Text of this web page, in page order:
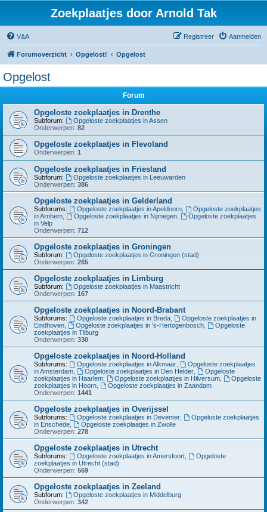
Zoekplaatjes door Arnold Tak
V&A Aanmelden
Registreer
Forumoverzicht Opgelost! Opgelost
Opgelost
Forum
Opgeloste zoekplaatjes in Drenthe
Subforum:
Opgeloste zoekplaatjes in Assen
Onderwerpen: 82
Opgeloste zoekplaatjes in Flevoland
Onderwerpen: 1
Opgeloste zoekplaatjes in Friesland
Subforum:
Opgeloste zoekplaatjes in Leeuwarden
Onderwerpen: 386
Opgeloste zoekplaatjes in Gelderland
Subforums: Opgeloste zoekplaatjes in Apeldoorn,
Opgeloste zoekplaatjes
in Arnhem
Opgeloste zoekplaatjes in Nijmegen,
Opgeloste zoekplaatjes
in Velp
Onderwerpen: 712
Opgeloste zoekplaatjes in Groningen
Subforum:
Opgeloste zoekplaatjes in Groningen (stad)
Onderwerpen: 265
Opgeloste zoekplaatjes in Limburg
Subforum:
Opgeloste zoekplaatjes in Maastricht
Onderwerpen: 167
Opgeloste zoekplaatjes in Noord-Brabant
Subforums: Opgeloste zoekplaatjes in Breda,
Opgeloste zoekplaatjes in
Eindhoven
Opgeloste zoekplaatjes in 's-Hertogenbosch,
Opgeloste
zoekplaatjes in Tilburg
Onderwerpen: 330
Opgeloste zoekplaatjes in Noord-Holland
Subforums: Opgeloste zoekplaatjes in Alkmaar,
Opgeloste zoekplaatjes
in Amsterdam
Opgeloste zoekplaatjes in Den Helder,
Opgeloste
zoekplaatjes in Haarlem
Opgeloste zoekplaatjes in Hilversum,
Opgeloste
zoekplaatjes in Hoorn
Opgeloste zoekplaatjes in Zaandam
Onderwerpen: 1441
Opgeloste zoekplaatjes in Overijssel
Subforums: Opgeloste zoekplaatjes in Deventer,
Opgeloste zoekplaatjes
in Enschede
Opgeloste zoekplaatjes in Zwolle
Onderwerpen: 278
Opgeloste zoekplaatjes in Utrecht
Subforums: Opgeloste zoekplaatjes in Amersfoort,
Opgeloste
zoekplaatjes in Utrecht (stad)
Onderwerpen: 569
Opgeloste zoekplaatjes in Zeeland
Subforum:
Opgeloste zoekplaatjes in Middelburg
Onderwerpen: 342